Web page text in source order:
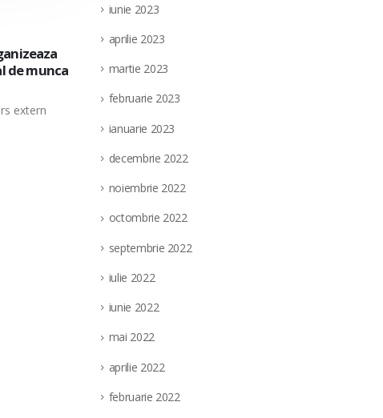
de munca
extern
28
iul.
pentru ocuparea a doua posturi
doua posturi vacante de...
iunie 2023
aprilie 2023
martie 2023
februarie 2023
ianuarie 2023
decembrie 2022
noiembrie 2022
octombrie 2022
septembrie 2022
iulie 2022
iunie 2022
mai 2022
aprilie 2022
februarie 2022